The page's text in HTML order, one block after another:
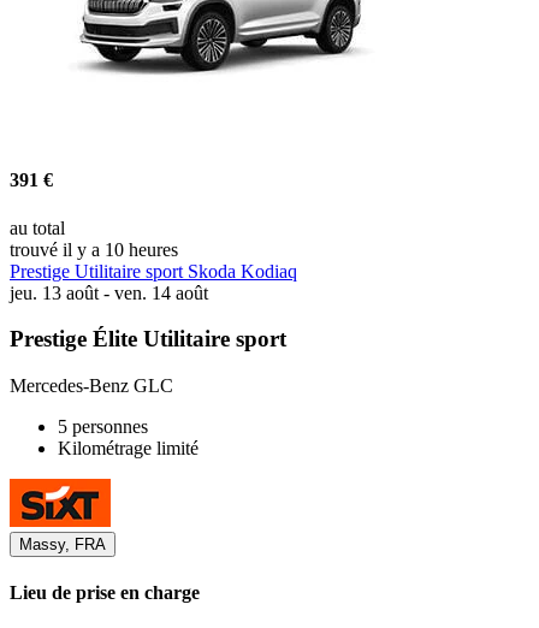
391 €
au total
trouvé il y a 10 heures
Prestige Utilitaire sport Skoda Kodiaq
jeu. 13 août - ven. 14 août
Prestige Élite Utilitaire sport
Mercedes-Benz GLC
5 personnes
Kilométrage limité
Massy, FRA
Lieu de prise en charge